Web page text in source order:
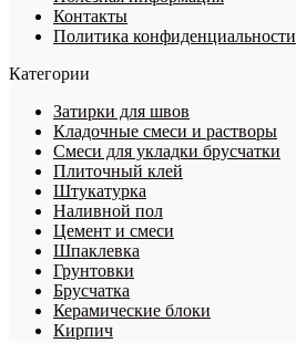
Контакты
Политика конфиденциальности
Категории
Затирки для швов
Кладочные смеси и растворы
Смеси для укладки брусчатки
Плиточный клей
Штукатурка
Наливной пол
Цемент и смеси
Шпаклевка
Грунтовки
Брусчатка
Керамические блоки
Кирпич